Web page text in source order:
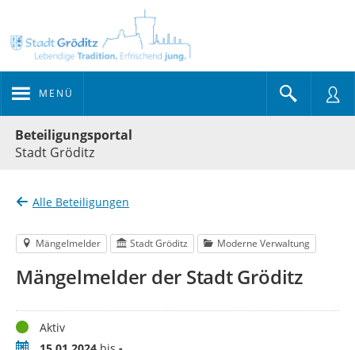
MENÜ
Beteiligungsportal
Stadt Gröditz
Alle Beteiligungen
Mängelmelder Stadt Gröditz Moderne Verwaltung
Mängelmelder der Stadt Gröditz
StatusAktiv